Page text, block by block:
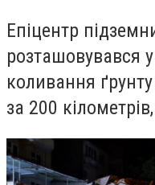
Епіцентр
розташовувався
коливання
за 200